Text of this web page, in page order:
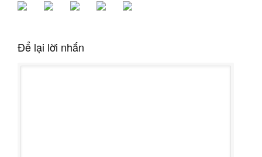
Để lại lời nhắn